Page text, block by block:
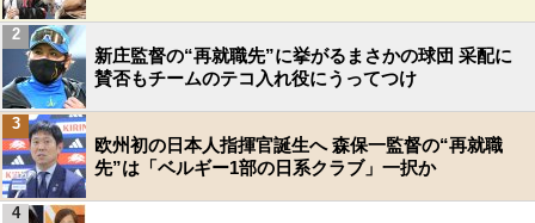
新庄監督の“再就職先”に挙がるまさかの球団 采配に
賛否もチームのテコ入れ役にうってつけ
2
欧州初の日本人指揮官誕生へ 森保一監督の“再就職
先”は「ベルギー1部の日系クラブ」一択か
3
4